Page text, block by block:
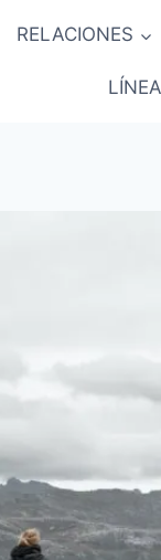
RELACIONES